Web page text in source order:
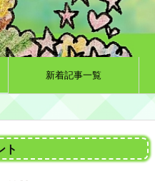
新着記事一覧
ト